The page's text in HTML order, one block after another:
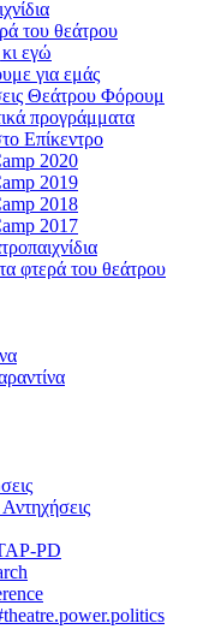
του θεάτρου
εγώ
για εμάς
Θεάτρου Φόρουμ
προγράμματα
Επίκεντρο
2020
2019
2018
2017
φτερά του θεάτρου
PD